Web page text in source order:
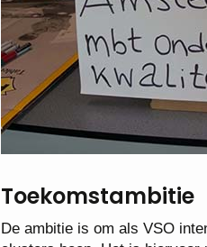
Toekomstambitie
De ambitie is om als VSO